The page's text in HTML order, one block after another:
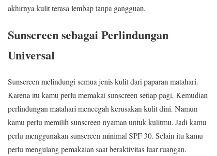
akhirnya kulit terasa lembap tanpa gangguan.
Sunscreen sebagai Perlindungan
Universal
Sunscreen melindungi semua jenis kulit dari paparan matahari.
Karena itu kamu perlu memakai sunscreen setiap pagi. Kemudian
perlindungan matahari mencegah kerusakan kulit dini. Namun
kamu perlu memilih sunscreen nyaman untuk kulitmu. Jadi kamu
perlu menggunakan sunscreen minimal SPF 30. Selain itu kamu
perlu mengulang pemakaian saat beraktivitas luar ruangan.